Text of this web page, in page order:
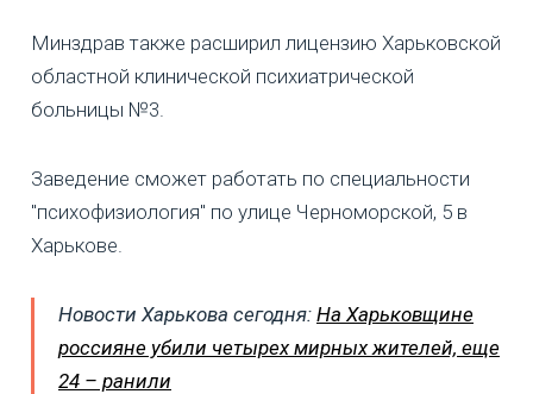
Минздрав также расширил лицензию Харьковской
областной клинической психиатрической
больницы №3.
Заведение сможет работать по специальности
"психофизиология" по улице Черноморской, 5 в
Харькове.
Новости Харькова сегодня: На Харьковщине
россияне убили четырех мирных жителей, еще
24 – ранили